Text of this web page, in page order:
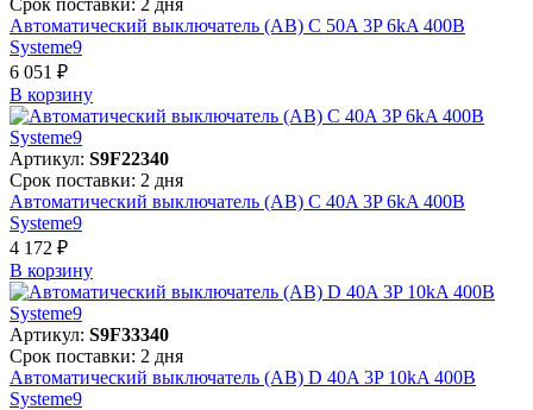
Автоматический выключатель (АВ) C 50A 3P 6kA 400В
Systeme9
6 051 ₽
В корзинy
Артикул: S9F22340
Срок поставки: 2 дня
Автоматический выключатель (АВ) C 40A 3P 6kA 400В
Systeme9
4 172 ₽
В корзинy
Артикул: S9F33340
Срок поставки: 2 дня
Автоматический выключатель (АВ) D 40A 3P 10kA 400В
Systeme9